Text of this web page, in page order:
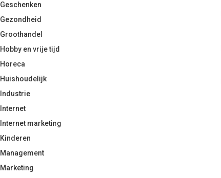
Geschenken
Gezondheid
Groothandel
Hobby en vrije tijd
Horeca
Huishoudelijk
Industrie
Internet
Internet marketing
Kinderen
Management
Marketing